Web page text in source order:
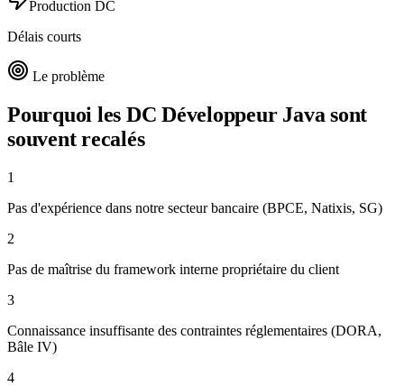
Production DC
Délais courts
Le problème
Pourquoi les DCDéveloppeur Java sont
souvent recalés
1
Pas d'expérience dans notre secteur bancaire (BPCE, Natixis, SG)
2
Pas de maîtrise du framework interne propriétaire du client
3
Connaissance insuffisante des contraintes réglementaires (DORA,
Bâle IV)
4